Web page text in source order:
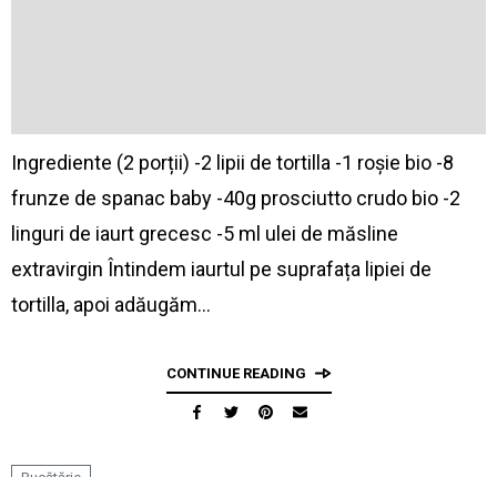
Ingrediente (2 porții) -2 lipii de tortilla -1 roșie bio -8
frunze de spanac baby -40g prosciutto crudo bio -2
linguri de iaurt grecesc -5 ml ulei de măsline
extravirgin Întindem iaurtul pe suprafața lipiei de
tortilla, apoi adăugăm…
CONTINUE READING